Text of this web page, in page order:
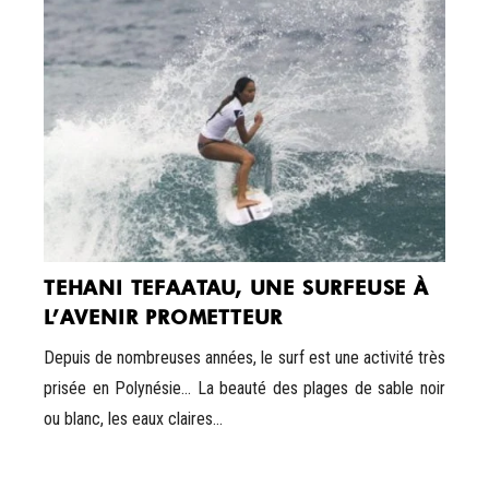
TEHANI TEFAATAU, UNE SURFEUSE À
L’AVENIR PROMETTEUR
Depuis de nombreuses années, le surf est une activité très
prisée en Polynésie… La beauté des plages de sable noir
ou blanc, les eaux claires...